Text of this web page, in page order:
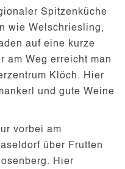
Spitzenküche
wie Welschriesling,
auf eine kurze
am Weg erreicht man
Klöch. Hier
und gute Weine
vorbei am
über Frutten
Hier